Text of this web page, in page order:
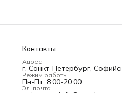
Контакты
Адрес
г. Санкт-Петербург,
Режим работы
Пн-Пт, 8:00-20:00
Эл. почта